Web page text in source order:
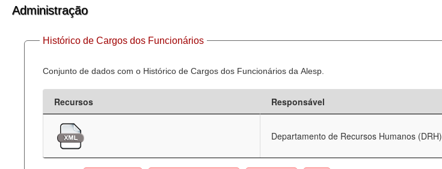
Administração
Histórico de Cargos dos Funcionários
Conjunto de dados com o Histórico de Cargos dos Funcionários da Alesp.
Recursos Responsável
Departamento de Recursos Humanos (DRH)